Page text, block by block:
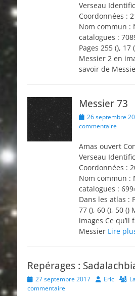
Verseau
Coordonnées :
Nom commun :
catalogues :
Pages 255 (), 17
Messier 2 en
savoir de
Messier 73
Posted
on
26 septembre
commentaire
Amas ouvert
Verseau
Coordonnées :
Nom commun :
catalogues :
Dans les atlas :
77 (), 60 (), 50 ()
images Ce qu’il
Messier Lire
Repérages :
Posted
on
27 septembre 2017 Author
Eric
commentaire